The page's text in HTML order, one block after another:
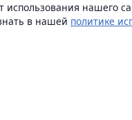
нашего
в нашей политике